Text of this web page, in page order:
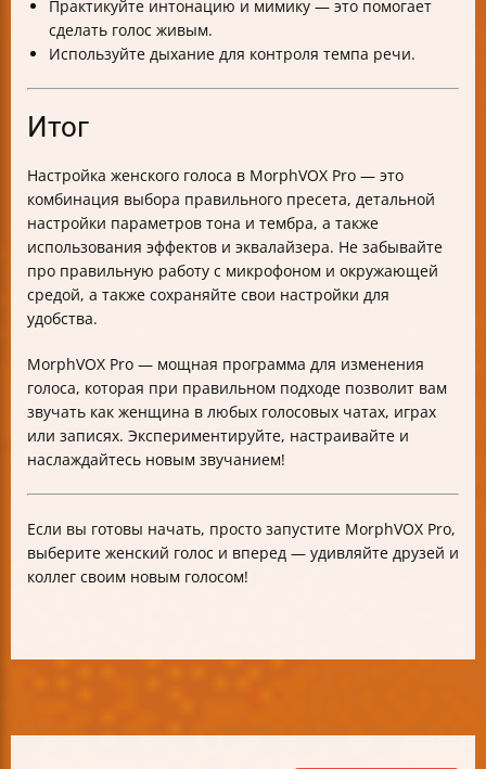
Практикуйте интонацию и мимику — это помогает
сделать голос живым.
Используйте дыхание для контроля темпа речи.
Итог
Настройка женского голоса в MorphVOX Pro — это
комбинация выбора правильного пресета, детальной
настройки параметров тона и тембра, а также
использования эффектов и эквалайзера. Не забывайте
про правильную работу с микрофоном и окружающей
средой, а также сохраняйте свои настройки для
удобства.
MorphVOX Pro — мощная программа для изменения
голоса, которая при правильном подходе позволит вам
звучать как женщина в любых голосовых чатах, играх
или записях. Экспериментируйте, настраивайте и
наслаждайтесь новым звучанием!
Если вы готовы начать, просто запустите MorphVOX Pro,
выберите женский голос и вперед — удивляйте друзей и
коллег своим новым голосом!